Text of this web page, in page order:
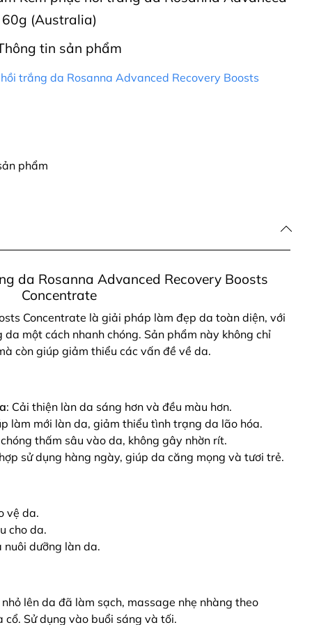
60g (Australia)
tin sản phẩm
trắng da Rosanna Advanced Recovery Boosts
phẩm
da Rosanna Advanced Recovery Boosts
Concentrate
Concentrate là giải pháp làm đẹp da toàn diện, với
một cách nhanh chóng. Sản phẩm này không chỉ
còn giúp giảm thiểu các vấn đề về da.
: Cải thiện làn da sáng hơn và đều màu hơn.
làm mới làn da, giảm thiểu tình trạng da lão hóa.
thấm sâu vào da, không gây nhờn rít.
sử dụng hàng ngày, giúp da căng mọng và tươi trẻ.
vệ da.
cho da.
nuôi dưỡng làn da.
lên da đã làm sạch, massage nhẹ nhàng theo
Sử dụng vào buổi sáng và tối.